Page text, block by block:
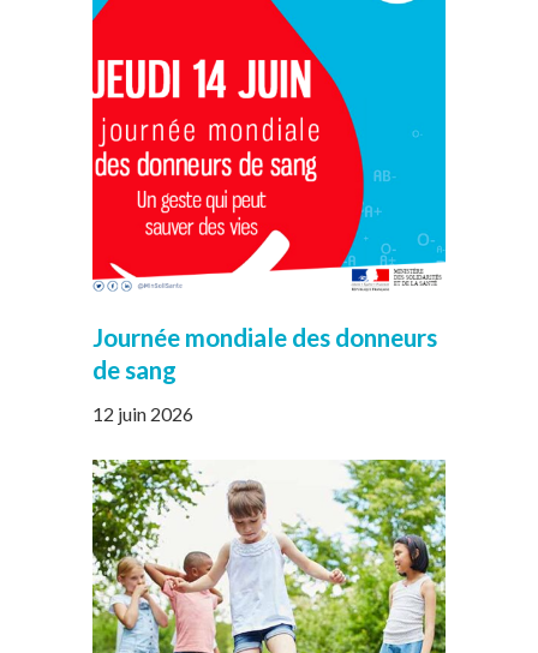
Journée mondiale des donneurs
de sang
12 juin 2026